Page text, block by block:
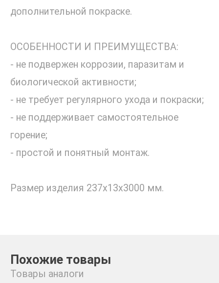
дополнительной покраске.
ОСОБЕННОСТИ И ПРЕИМУЩЕСТВА:
- не подвержен коррозии, паразитам и
биологической активности;
- не требует регулярного ухода и покраски;
- не поддерживает самостоятельное
горение;
- простой и понятный монтаж.
Размер изделия 237х13х3000 мм.
Похожие товары
Товары аналоги